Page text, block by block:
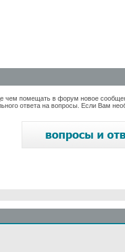
помещать в форум новое
ответа на вопросы. Если Вам